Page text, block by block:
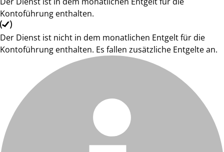
Kontoführung enthalten.
Der Dienst ist nicht in dem monatlichen Entgelt für die
Kontoführung enthalten. Es fallen zusätzliche Entgelte an.